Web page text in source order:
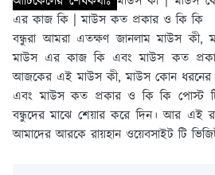
এর কাজ কি | মাউস কত প্রকার ও কি কি
বন্ধুরা আমরা এতক্ষণ জানলাম মাউস কী,
মাউস এর কাজ কি এবং মাউস কত
আজকের এই মাউস কী, মাউস কোন ধরনের
এবং মাউস কত প্রকার ও কি কি পোস্ট
বন্ধুদের মাঝে শেয়ার করে দিন। আর এই
আমাদের আরকে রায়হান ওয়েবসাইট টি